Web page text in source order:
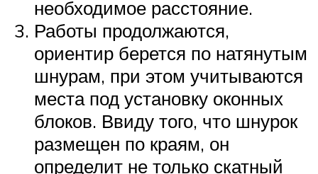
необходимое расстояние.
Работы продолжаются,
ориентир берется по натянутым
шнурам, при этом учитываются
места под установку оконных
блоков. Ввиду того, что шнурок
размещен по краям, он
определит не только скатный